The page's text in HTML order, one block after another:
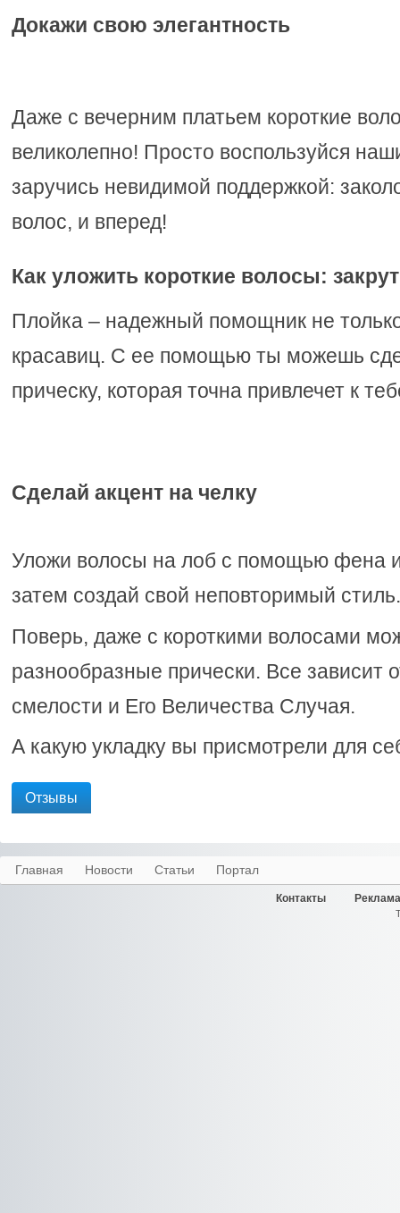
Докажи свою элегантность
Даже с вечерним платьем короткие
великолепно! Просто воспользуйся
заручись невидимой поддержкой:
волос, и вперед!
Как уложить короткие волосы:
Плойка – надежный помощник не
красавиц. С ее помощью ты можешь
прическу, которая точна привлечет к
Сделай акцент на челку
Уложи волосы на лоб с помощью фена и
затем создай свой неповторимый стиль.
Поверь, даже с короткими волосами
разнообразные прически. Все зависит
смелости и Его Величества Случая.
А какую укладку вы присмотрели для
Отзывы
Главная Новости Статьи Портал
Контакты